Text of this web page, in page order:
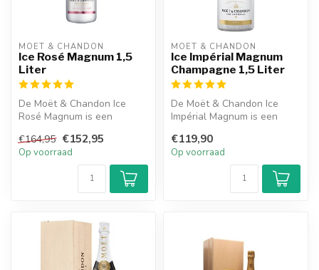
MOËT & CHANDON
Ice Rosé Magnum 1,5
Liter
De Moët & Chandon Ice
Rosé Magnum is een
een frisse en ...
€164,95 €152,95
Op voorraad
MOËT & CHANDON
Ice Impérial Magnum
Champagne 1,5 Liter
De Moët & Chandon Ice
Impérial Magnum is een
een zoete ...
€119,90
Op voorraad